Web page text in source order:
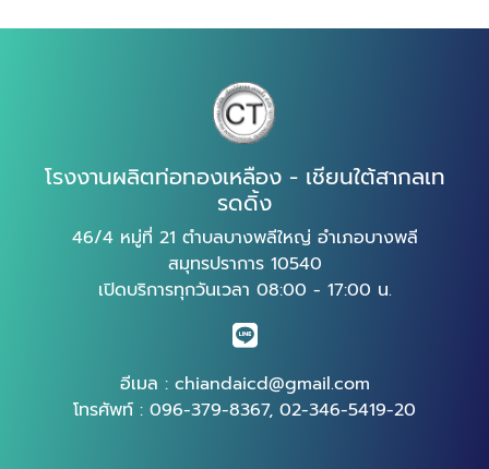
โรงงานผลิตท่อทองเหลือง - เชียนใต้สากลเท
รดดิ้ง
46/4 หมู่ที่ 21 ตำบลบางพลีใหญ่ อำเภอบางพลี
สมุทรปราการ 10540
เปิดบริการทุกวันเวลา 08:00 - 17:00 น.
อีเมล : chiandaicd@gmail.com
โทรศัพท์ : 096-379-8367, 02-346-5419-20